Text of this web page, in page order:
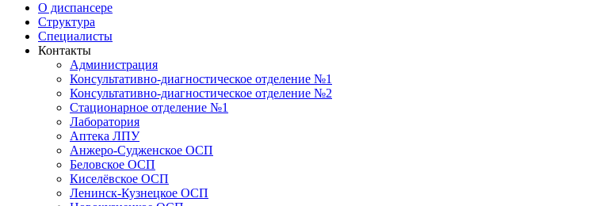
О диспансере
Структура
Специалисты
Контакты
Администрация
Консультативно-диагностическое отделение №1
Консультативно-диагностическое отделение №2
Стационарное отделение №1
Лаборатория
Аптека ЛПУ
Анжеро-Судженское ОСП
Беловское ОСП
Киселёвское ОСП
Ленинск-Кузнецкое ОСП